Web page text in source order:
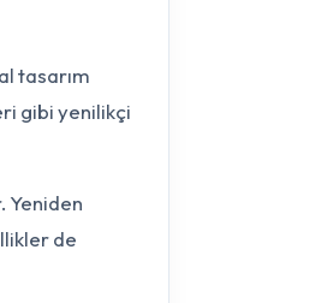
tasarım
gibi yenilikçi
Yeniden
de